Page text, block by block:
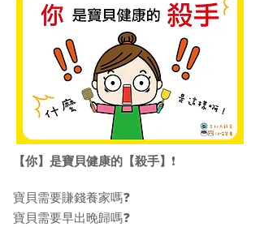
【你】是寶貝健康的【殺手】 ❗️
寶貝需要賺錢養家嗎❓
寶貝需要早出晚歸嗎❓